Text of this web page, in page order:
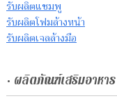
รับผลิตแชมพู
รับผลิตโฟมล้างหน้า
รับผลิตเจลล้างมือ
• ผลิตภัณฑ์เสริมอาหาร